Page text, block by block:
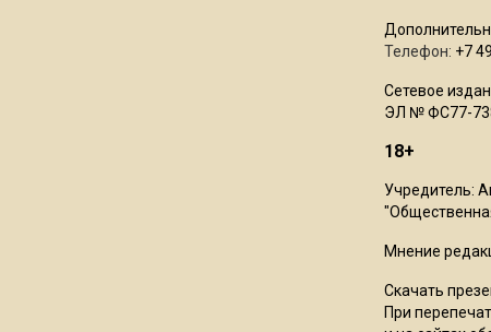
Телефон: +7
Сетевое
ЭЛ № ФС77-
18+
Учредитель:
Мнение
Скачать
При